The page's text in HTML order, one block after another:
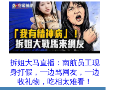
拆姐大马直播：南航员工现
身打假，一边骂网友，一边
收礼物，吃相太难看！